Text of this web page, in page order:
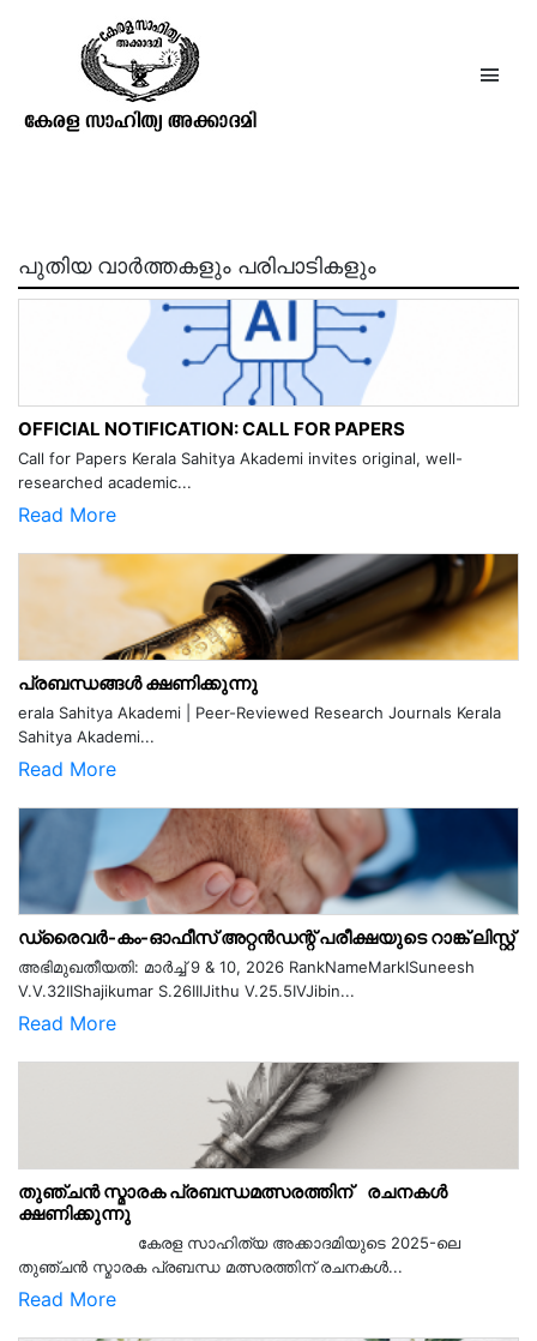
ശിശുദിനം (ജവഹർലാൽ
നെഹ്റുവിന്റെ (ജന്മദിനം)
പുതിയ വാർത്തകളും പരിപാടികളും
OFFICIAL NOTIFICATION: CALL FOR PAPERS
Call for Papers Kerala Sahitya Akademi invites original, well-
researched academic...
Read More
പ്രബന്ധങ്ങൾ ക്ഷണിക്കുന്നു
erala Sahitya Akademi | Peer-Reviewed Research Journals Kerala
Sahitya Akademi...
Read More
ഡ്രൈവർ-കം-ഓഫീസ് അറ്റൻഡന്റ് പരീക്ഷയുടെ റാങ്ക് ലിസ്റ്റ്
അഭിമുഖതീയതി: മാർച്ച് 9 & 10, 2026 RankNameMarkISuneesh
V.V.32IIShajikumar S.26IIIJithu V.25.5IVJibin...
Read More
തുഞ്ചൻ സ്മാരക പ്രബന്ധമത്സരത്തിന് രചനകൾ
ക്ഷണിക്കുന്നു
കേരള സാഹിത്യ അക്കാദമിയുടെ 2025-ലെ
തുഞ്ചൻ സ്മാരക പ്രബന്ധ മത്സരത്തിന് രചനകൾ...
Read More